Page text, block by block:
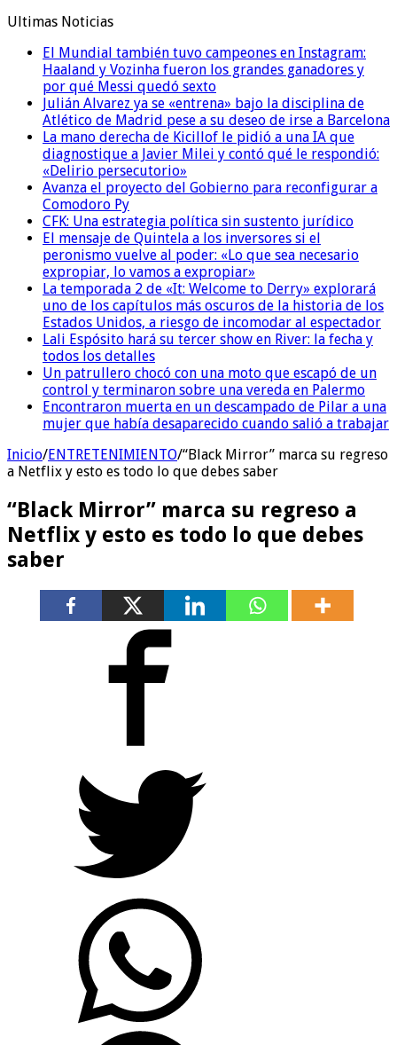
Ultimas Noticias
El Mundial también tuvo campeones en Instagram:
Haaland y Vozinha fueron los grandes ganadores y
por qué Messi quedó sexto
Julián Alvarez ya se «entrena» bajo la disciplina de
Atlético de Madrid pese a su deseo de irse a Barcelona
La mano derecha de Kicillof le pidió a una IA que
diagnostique a Javier Milei y contó qué le respondió:
«Delirio persecutorio»
Avanza el proyecto del Gobierno para reconfigurar a
Comodoro Py
CFK: Una estrategia política sin sustento jurídico
El mensaje de Quintela a los inversores si el
peronismo vuelve al poder: «Lo que sea necesario
expropiar, lo vamos a expropiar»
La temporada 2 de «It: Welcome to Derry» explorará
uno de los capítulos más oscuros de la historia de los
Estados Unidos, a riesgo de incomodar al espectador
Lali Espósito hará su tercer show en River: la fecha y
todos los detalles
Un patrullero chocó con una moto que escapó de un
control y terminaron sobre una vereda en Palermo
Encontraron muerta en un descampado de Pilar a una
mujer que había desaparecido cuando salió a trabajar
Inicio/ENTRETENIMIENTO/“Black Mirror” marca su regreso
a Netflix y esto es todo lo que debes saber
“Black Mirror” marca su regreso a
Netflix y esto es todo lo que debes
saber